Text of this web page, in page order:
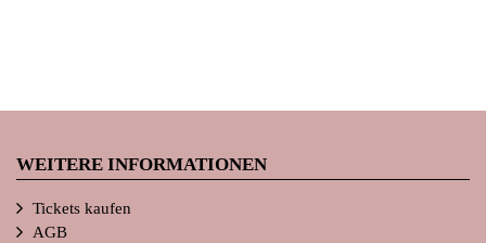
WEITERE INFORMATIONEN
Tickets kaufen
AGB